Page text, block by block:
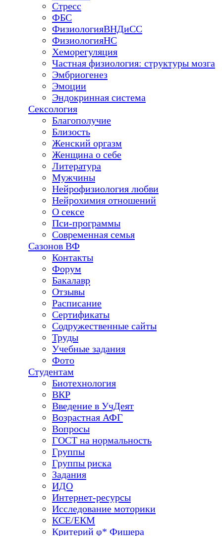
Стресс
ФБС
ФизиологияВНДиСС
ФизиологияНС
Хеморегуляция
Частная физиология: структуры мозга
Эмбриогенез
Эмоции
Эндокринная система
Сексология
Благополучие
Близость
Женский оргазм
Женщина о себе
Литература
Мужчины
Нейрофизиология любви
Нейрохимия отношений
О сексе
Пси-программы
Современная семья
Сазонов ВФ
Контакты
Форум
Бакалавр
Отзывы
Расписание
Сертификаты
Содружественные сайты
Труды
Учебные задания
Фото
Студентам
Биотехнология
ВКР
Введение в УчДеят
Возрастная АФГ
Вопросы
ГОСТ на нормальность
Группы
Группы риска
Задания
ИДО
Интернет-ресурсы
Исследование моторики
КСЕ/ЕКМ
Критерий φ* Фишера